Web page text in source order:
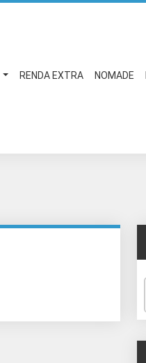
RENDA EXTRA NOMADE